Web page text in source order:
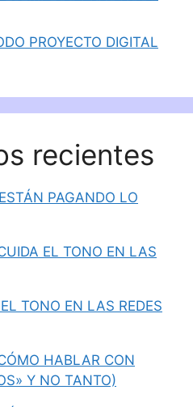
PROYECTO DIGITAL
recientes
PAGANDO LO
EL TONO EN LAS
TONO EN LAS REDES
HABLAR CON
Y NO TANTO)